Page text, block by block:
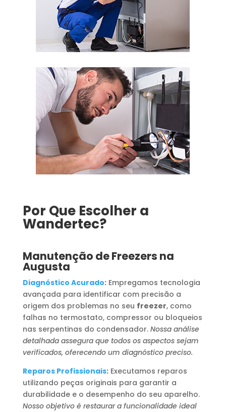
Por Que Escolher a
Wandertec?
Manutenção de Freezers na
Augusta
Diagnóstico Acurado:Empregamos tecnologia
avançada para identificar com precisão a
origem dos problemas no seu freezer, como
falhas no termostato, compressor ou bloqueios
nas serpentinas do condensador. Nossa análise
detalhada assegura que todos os aspectos sejam
verificados, oferecendo um diagnóstico preciso.
Reparos Profissionais:Executamos reparos
utilizando peças originais para garantir a
durabilidade e o desempenho do seu aparelho.
Nosso objetivo é restaurar a funcionalidade ideal